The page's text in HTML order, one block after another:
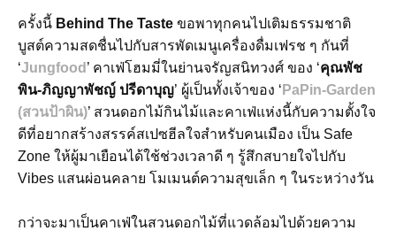
ครั้งนี้ Behind The Taste ขอพาทุกคนไปเติมธรรมชาติ
บูสต์ความสดชื่นไปกับสารพัดเมนูเครื่องดื่มเฟรช ๆ กันที่
‘Jungfood ’ คาเฟ่โฮมมี่ในย่านจรัญสนิทวงศ์ ของ ‘คุณพัช
พิน-ภิญญาพัชญ์ ปรีดาบุญ’ ผู้เป็นทั้งเจ้าของ ‘ PaPin-Garden
(สวนป้าผิน)’ สวนดอกไม้กินไม้และคาเฟ่แห่งนี้กับความตั้งใจ
ดีที่อยากสร้างสรรค์สเปซฮีลใจสำหรับคนเมือง เป็น Safe
Zone ให้ผู้มาเยือนได้ใช้ช่วงเวลาดี ๆ รู้สึกสบายใจไปกับ
Vibes แสนผ่อนคลาย โมเมนต์ความสุขเล็ก ๆ ในระหว่างวัน
กว่าจะมาเป็นคาเฟ่ในสวนดอกไม้ที่แวดล้อมไปด้วยความ